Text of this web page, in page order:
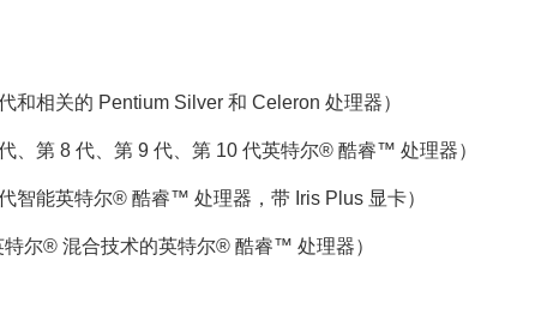
相关的 Pentium Silver 和 Celeron 处理器）
第 8 代、第 9 代、第 10 代英特尔® 酷睿™ 处理器）
能英特尔® 酷睿™ 处理器，带 Iris Plus 显卡）
尔® 混合技术的英特尔® 酷睿™ 处理器）